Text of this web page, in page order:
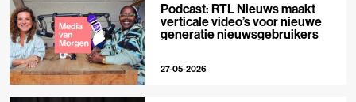
Podcast: RTL Nieuws maakt
verticale video’s voor nieuwe
generatie nieuwsgebruikers
27-05-2026